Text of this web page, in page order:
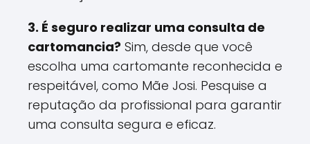
3. É seguro realizar uma consulta de
cartomancia? Sim, desde que você
escolha uma cartomante reconhecida e
respeitável, como Mãe Josi. Pesquise a
reputação da profissional para garantir
uma consulta segura e eficaz.